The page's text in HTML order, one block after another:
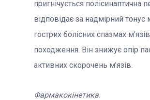
пригнічується полісинаптична
відповідає за надмірний тонус
гострих болісних спазмах
походження. Він знижує опір
активних скорочень м’язів.
Фармакокінетика.